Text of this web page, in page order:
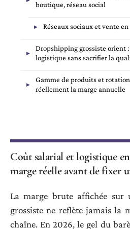
boutique, réseau social
Réseaux sociaux et vente
Dropshipping grossiste orient
logistique sans sacrifier la
Gamme de produits et
réellement la marge annuelle
Coût salarial et logistique
marge réelle avant de fixer
La marge brute affichée sur
grossiste ne reflète jamais la
chaîne. En 2026, le gel du